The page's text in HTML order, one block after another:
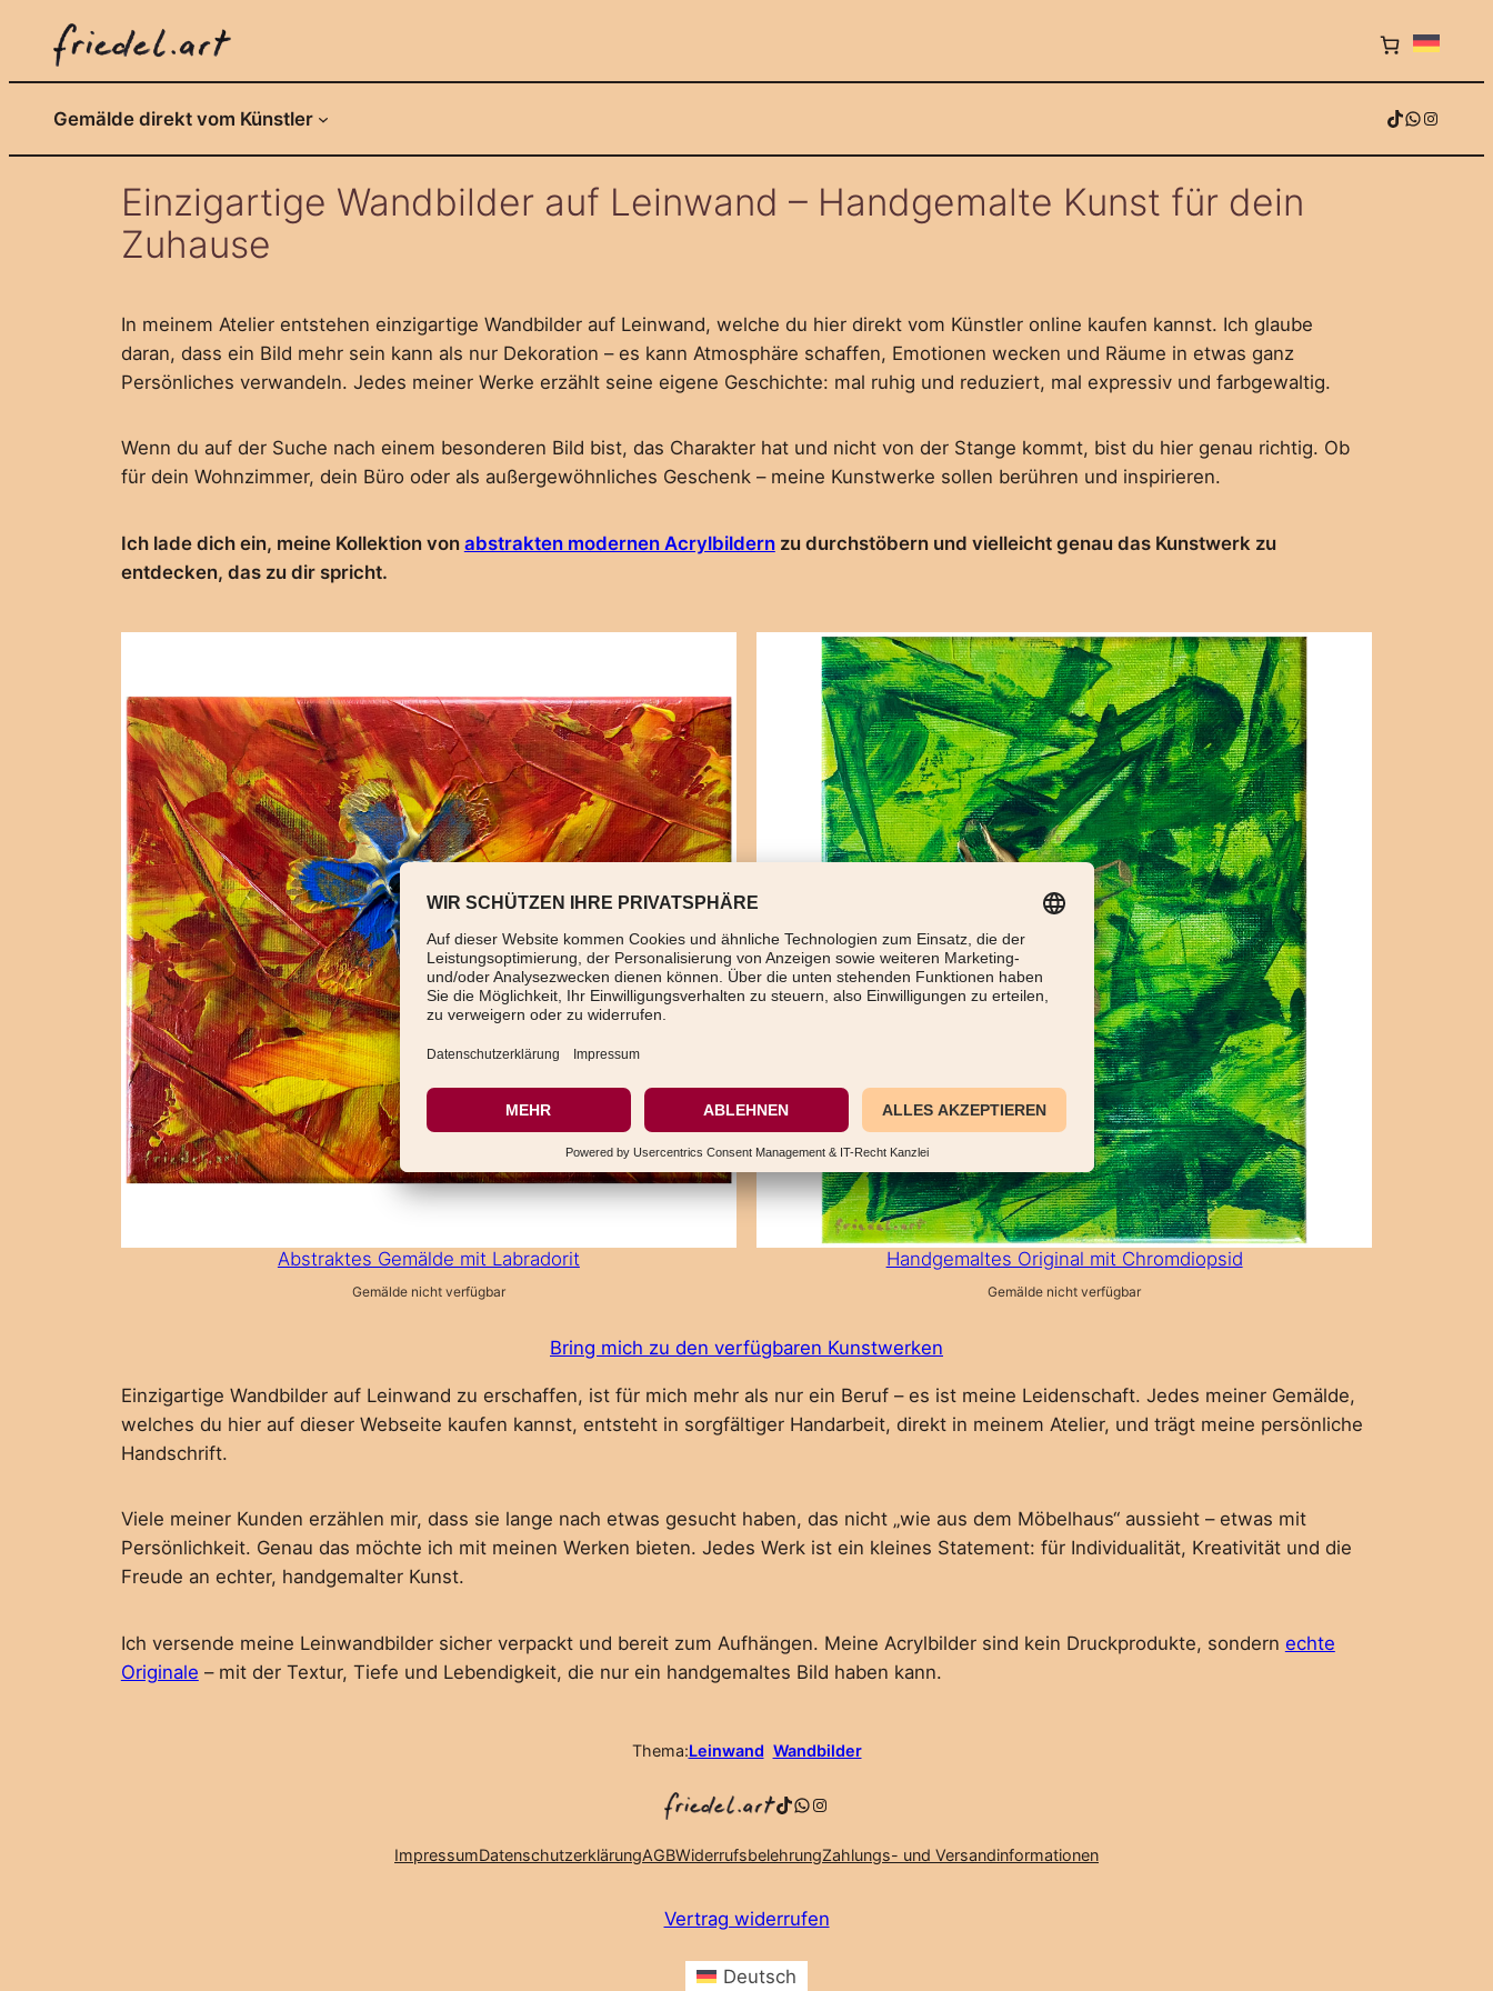
Inhalt
springen
Gemälde direkt vom Künstler
TikTok WhatsApp Instagram
Einzigartige Wandbilder auf Leinwand – Handgemalte Kunst für dein
Zuhause
In meinem Atelier entstehen einzigartige Wandbilder auf Leinwand, welche du hier direkt vom Künstler online kaufen kannst. Ich glaube
daran, dass ein Bild mehr sein kann als nur Dekoration – es kann Atmosphäre schaffen, Emotionen wecken und Räume in etwas ganz
Persönliches verwandeln. Jedes meiner Werke erzählt seine eigene Geschichte: mal ruhig und reduziert, mal expressiv und farbgewaltig.
Wenn du auf der Suche nach einem besonderen Bild bist, das Charakter hat und nicht von der Stange kommt, bist du hier genau richtig. Ob
für dein Wohnzimmer, dein Büro oder als außergewöhnliches Geschenk – meine Kunstwerke sollen berühren und inspirieren.
Ich lade dich ein, meine Kollektion von abstrakten modernen Acrylbildernzu durchstöbern und vielleicht genau das Kunstwerk zu
entdecken, das zu dir spricht.
Abstraktes Gemälde mit Labradorit
Gemälde nicht verfügbar
Handgemaltes Original mit Chromdiopsid
Gemälde nicht verfügbar
Bring mich zu den verfügbaren Kunstwerken
Einzigartige Wandbilder auf Leinwand zu erschaffen, ist für mich mehr als nur ein Beruf – es ist meine Leidenschaft. Jedes meiner Gemälde,
welches du hier auf dieser Webseite kaufen kannst, entsteht in sorgfältiger Handarbeit, direkt in meinem Atelier, und trägt meine persönliche
Handschrift.
Viele meiner Kunden erzählen mir, dass sie lange nach etwas gesucht haben, das nicht „wie aus dem Möbelhaus“ aussieht – etwas mit
Persönlichkeit. Genau das möchte ich mit meinen Werken bieten. Jedes Werk ist ein kleines Statement: für Individualität, Kreativität und die
Freude an echter, handgemalter Kunst.
Ich versende meine Leinwandbilder sicher verpackt und bereit zum Aufhängen. Meine Acrylbilder sind kein Druckprodukte, sondern echte
Originale – mit der Textur, Tiefe und Lebendigkeit, die nur ein handgemaltes Bild haben kann.
Thema:Leinwand Wandbilder
TikTok
WhatsApp
Instagram
ImpressumDatenschutzerklärungAGBWiderrufsbelehrungZahlungs- und Versandinformationen
Vertrag widerrufen
Deutsch